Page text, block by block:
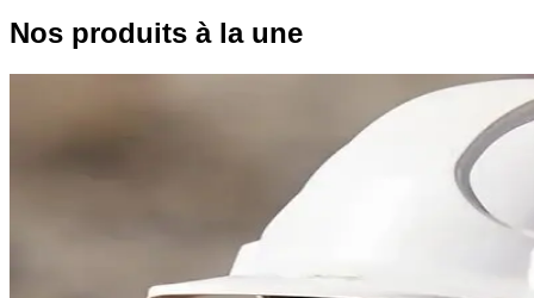
Nos produits à la une